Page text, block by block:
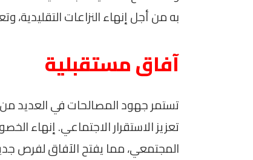
به من أجل إنهاء النزاعات التقليدية،
آفاق مستقبلية
تستمر جهود المصالحات في العديد
تعزيز الاستقرار الاجتماعي. إنهاء
المجتمعي، مما يفتح الآفاق لفرص